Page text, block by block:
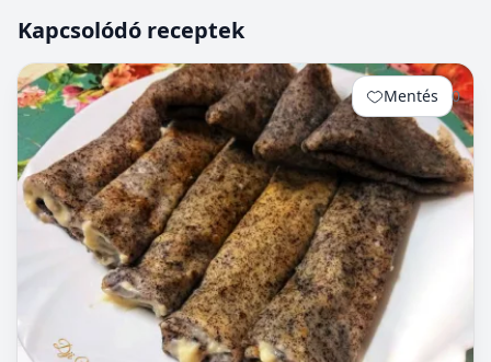
Kapcsolódó receptek
Mentés 0